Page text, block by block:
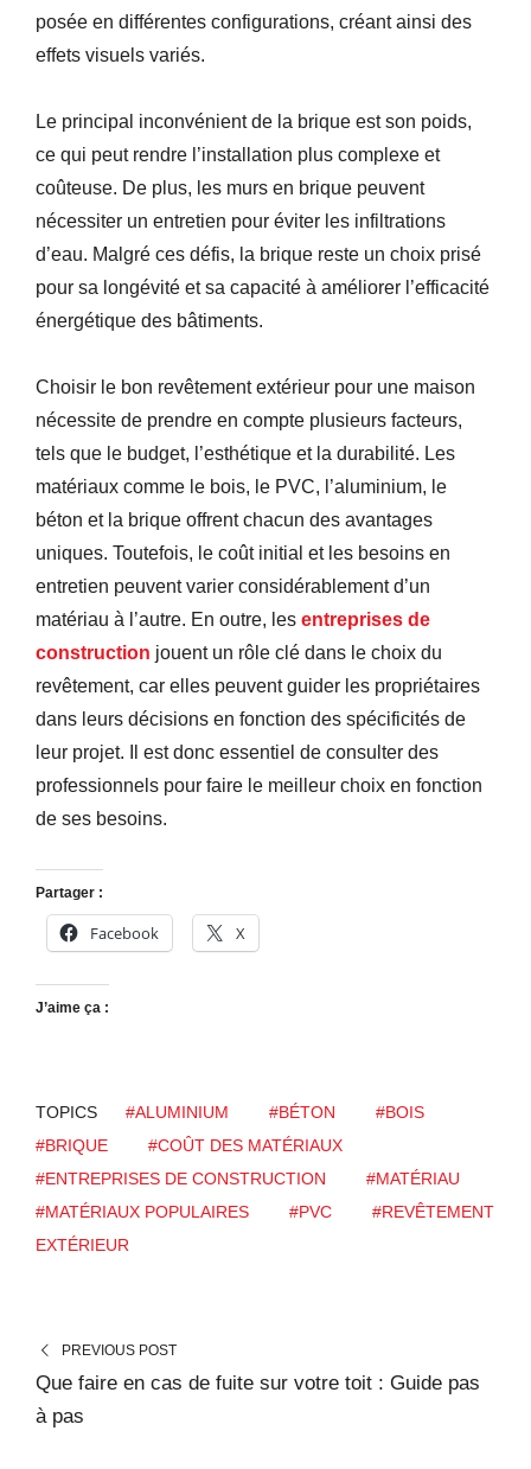
posée en différentes configurations, créant ainsi des
effets visuels variés.
Le principal inconvénient de la brique est son poids,
ce qui peut rendre l’installation plus complexe et
coûteuse. De plus, les murs en brique peuvent
nécessiter un entretien pour éviter les infiltrations
d’eau. Malgré ces défis, la brique reste un choix prisé
pour sa longévité et sa capacité à améliorer l’efficacité
énergétique des bâtiments.
Choisir le bon revêtement extérieur pour une maison
nécessite de prendre en compte plusieurs facteurs,
tels que le budget, l’esthétique et la durabilité. Les
matériaux comme le bois, le PVC, l’aluminium, le
béton et la brique offrent chacun des avantages
uniques. Toutefois, le coût initial et les besoins en
entretien peuvent varier considérablement d’un
matériau à l’autre. En outre, les entreprises de
construction jouent un rôle clé dans le choix du
revêtement, car elles peuvent guider les propriétaires
dans leurs décisions en fonction des spécificités de
leur projet. Il est donc essentiel de consulter des
professionnels pour faire le meilleur choix en fonction
de ses besoins.
Partager :
Facebook X
J’aime ça :
TOPICS #ALUMINIUM #BÉTON
#BOIS
#BRIQUE
#COÛT DES MATÉRIAUX
#ENTREPRISES DE CONSTRUCTION
#MATÉRIAU
#MATÉRIAUX POPULAIRES
#PVC
#REVÊTEMENT
EXTÉRIEUR
PREVIOUS POST
Que faire en cas de fuite sur votre toit : Guide pas
à pas